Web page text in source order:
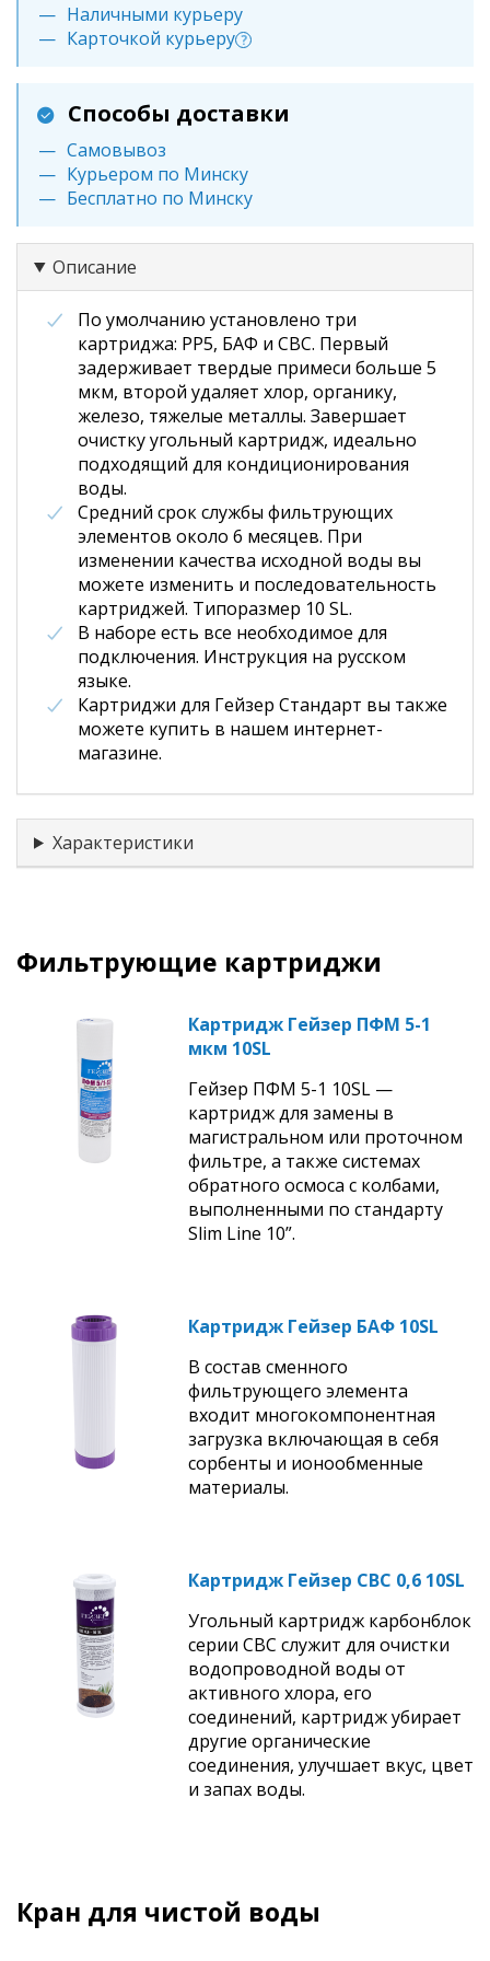
Наличными курьеру
Карточкой курьеру ?
Способы доставки
Самовывоз
Курьером по Минску
Бесплатно по Минску
Описание
По умолчанию установлено три
картриджа: РР5, БАФ и СВС. Первый
задерживает твердые примеси больше 5
мкм, второй удаляет хлор, органику,
железо, тяжелые металлы. Завершает
очистку угольный картридж, идеально
подходящий для кондиционирования
воды.
Средний срок службы фильтрующих
элементов около 6 месяцев. При
изменении качества исходной воды вы
можете изменить и последовательность
картриджей. Типоразмер 10 SL.
В наборе есть все необходимое для
подключения. Инструкция на русском
языке.
Картриджи для Гейзер Стандарт вы также
можете купить в нашем интернет-
магазине.
Характеристики
Фильтрующие картриджи
Картридж Гейзер ПФМ 5-1
мкм 10SL
Гейзер ПФМ 5-1 10SL —
картридж для замены в
магистральном или проточном
фильтре, а также системах
обратного осмоса с колбами,
выполненными по стандарту
Slim Line 10”.
Картридж Гейзер БАФ 10SL
В состав сменного
фильтрующего элемента
входит многокомпонентная
загрузка включающая в себя
сорбенты и ионообменные
материалы.
Картридж Гейзер СВС 0,6 10SL
Угольный картридж карбонблок
серии СВС служит для очистки
водопроводной воды от
активного хлора, его
соединений, картридж убирает
другие органические
соединения, улучшает вкус, цвет
и запах воды.
Кран для чистой воды